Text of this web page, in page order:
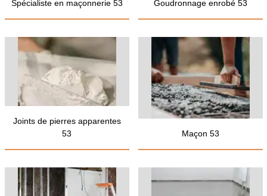
Spécialiste en maçonnerie 53 Goudronnage enrobé 53
Joints de pierres apparentes
53
Maçon 53